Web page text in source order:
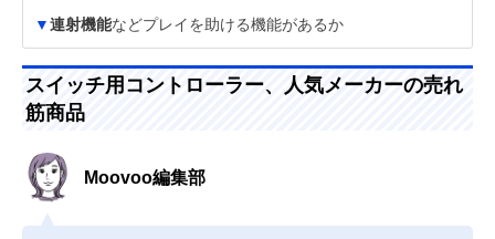
▼連射機能などプレイを助ける機能があるか
スイッチ用コントローラー、人気メーカーの売れ
筋商品
Moovoo編集部